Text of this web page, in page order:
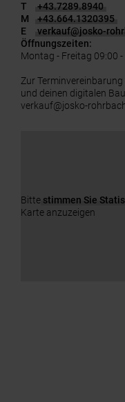
T
+43.7289.8940
M
+43.664.1320395
E
verkauf@josko-
Öffnungszeiten:
Montag - Freitag 09:00
Zur
und deinen digitalen
verkauf@josko-
Bitte stimmen Sie
Karte anzuzeigen